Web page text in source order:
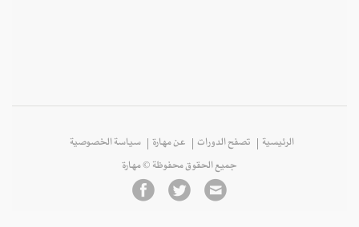
الرئيسية تصفح الدورات عن مهارة سياسة الخصوصية
جميع الحقوق محفوظة © مهارة